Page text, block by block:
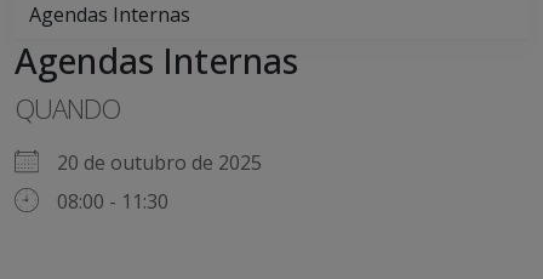
Agendas Internas
Agendas Internas
QUANDO
20 de outubro de 2025
08:00 - 11:30